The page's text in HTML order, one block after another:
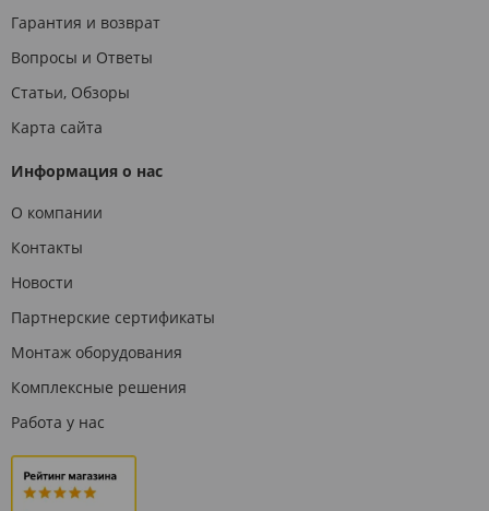
Гарантия и возврат
Вопросы и Ответы
Статьи, Обзоры
Карта сайта
Информация о нас
О компании
Контакты
Новости
Партнерские сертификаты
Монтаж оборудования
Комплексные решения
Работа у нас